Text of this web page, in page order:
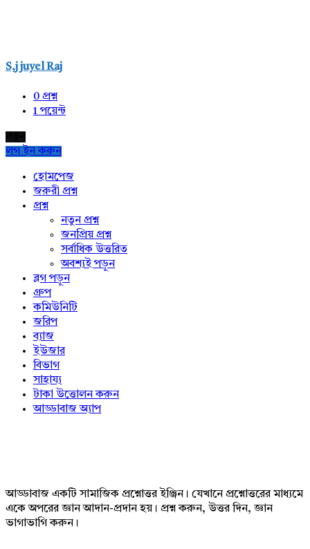
S,j juyel Raj
0 প্রশ্ন
1পয়েন্ট
লগ ইন করুন
Exploreহোমপেজ
জরুরী প্রশ্ন
প্রশ্ন
নতুন প্রশ্ন
জনপ্রিয় প্রশ্ন
সর্বাধিক উত্তরিত
অবশ্যই পড়ুন
ব্লগ পড়ুন
গ্রুপ
কমিউনিটি
জরিপ
ব্যাজ
ইউজার
বিভাগ
সাহায্য
টাকা উত্তোলন করুন
আড্ডাবাজ অ্যাপ
আড্ডাবাজ একটি সামাজিক প্রশ্নোত্তর ইঞ্জিন। যেখানে প্রশ্নোত্তরের মাধ্যমে
একে অপরের জ্ঞান আদান-প্রদান হয়। প্রশ্ন করুন, উত্তর দিন, জ্ঞান
ভাগাভাগি করুন।